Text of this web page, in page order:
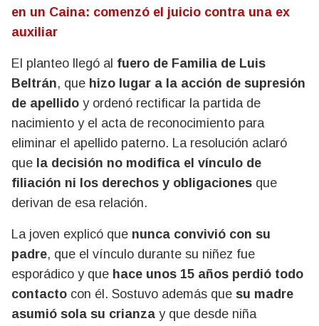
en un Caina: comenzó el juicio contra una ex
auxiliar
El planteo llegó al fuero de Familia de Luis
Beltrán, que hizo lugar a la acción de supresión
de apellido y ordenó rectificar la partida de
nacimiento y el acta de reconocimiento para
eliminar el apellido paterno. La resolución aclaró
que la decisión no modifica el vínculo de
filiación ni los derechos y obligaciones que
derivan de esa relación.
La joven explicó que nunca convivió con su
padre, que el vínculo durante su niñez fue
esporádico y que hace unos 15 años perdió todo
contacto con él. Sostuvo además que su madre
asumió sola su crianza y que desde niña